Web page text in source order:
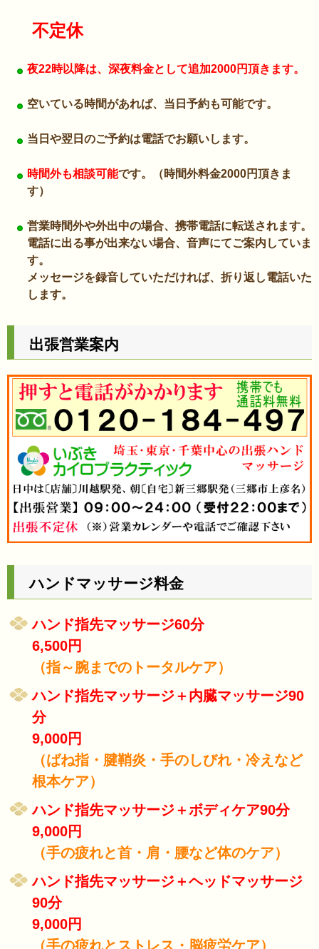
不定休
夜22時以降は、深夜料金として追加2000円頂きます。
空いている時間があれば、当日予約も可能です。
当日や翌日のご予約は電話でお願いします。
時間外も相談可能です。（時間外料金2000円頂きま
す）
営業時間外や外出中の場合、携帯電話に転送されます。
電話に出る事が出来ない場合、音声にてご案内していま
す。
メッセージを録音していただければ、折り返し電話いた
します。
出張営業案内
ハンドマッサージ料金
ハンド指先マッサージ60分
6,500円
（指～腕までのトータルケア）
ハンド指先マッサージ＋内臓マッサージ90
分
9,000円
（ばね指・腱鞘炎・手のしびれ・冷えなど
根本ケア）
ハンド指先マッサージ＋ボディケア90分
9,000円
（手の疲れと首・肩・腰など体のケア）
ハンド指先マッサージ＋ヘッドマッサージ
90分
9,000円
（手の疲れとストレス・脳疲労ケア）